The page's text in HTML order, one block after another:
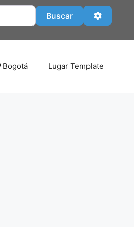
BuscarBuscar
Bogotá Lugar Template